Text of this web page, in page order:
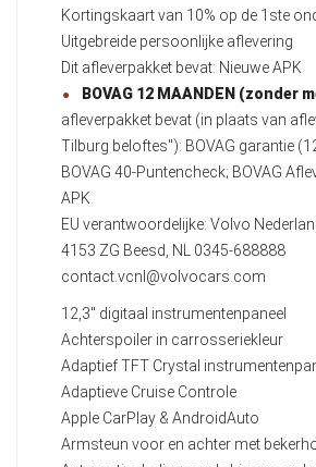
Kortingskaart van 10% op de 1ste
Uitgebreide persoonlijke aflevering
Dit afleverpakket bevat: Nieuwe APK
BOVAG 12 MAANDEN (zonder
afleverpakket bevat (in plaats van
Tilburg beloftes"): BOVAG garantie
BOVAG 40-Puntencheck; BOVAG
APK
EU verantwoordelijke: Volvo
4153 ZG Beesd, NL 0345-688888
contact.vcnl@volvocars.com
12,3" digitaal instrumentenpaneel
Achterspoiler in carrosseriekleur
Adaptief TFT Crystal
Adaptieve Cruise Controle
Apple CarPlay & AndroidAuto
Armsteun voor en achter met